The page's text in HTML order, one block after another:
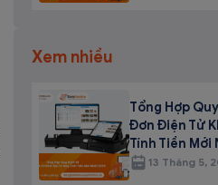
Xem nhiều
Tổng Hợp
Đơn Điện Tử
Tính Tiền Mới
13 Tháng 5,